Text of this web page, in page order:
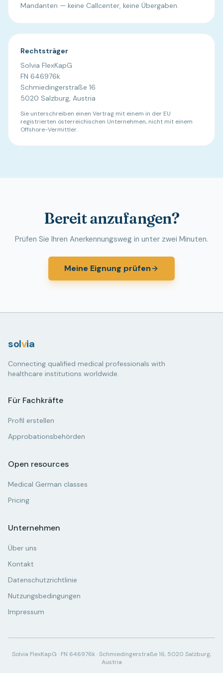
Mandanten — keine Callcenter, keine Übergaben.
Rechtsträger
Solvia FlexKapG
FN 646976k
Schmiedingerstraße 16
5020 Salzburg, Austria
Sie unterschreiben einen Vertrag mit einem in der EU
registrierten österreichischen Unternehmen, nicht mit einem
Offshore-Vermittler.
Bereit anzufangen?
Prüfen Sie Ihren Anerkennungsweg in unter zwei Minuten.
Meine Eignung prüfen
solvia
Connecting qualified medical professionals with
healthcare institutions worldwide.
Für Fachkräfte
Profil erstellen
Approbationsbehörden
Open resources
Medical German classes
Pricing
Unternehmen
Über uns
Kontakt
Datenschutzrichtlinie
Nutzungsbedingungen
Impressum
Solvia FlexKapG · FN 646976k · Schmiedingerstraße 16, 5020 Salzburg,
Austria